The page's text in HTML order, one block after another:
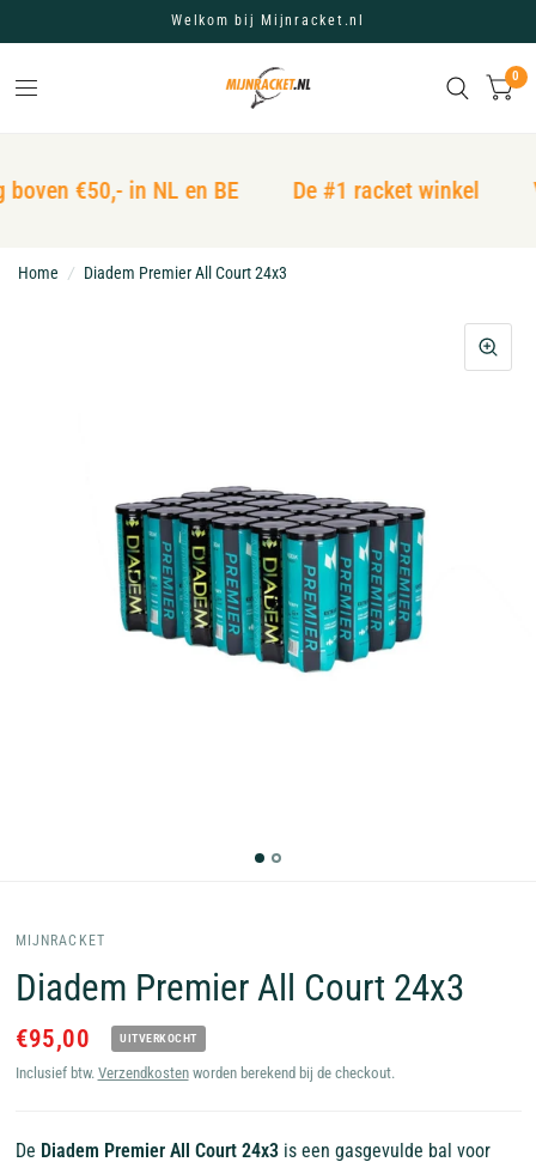
Welkom bij Mijnracket.nl
0
€50,- in NL en BE De #1 racket winkel
Home / Diadem Premier All Court 24x3
MIJNRACKET
Diadem Premier All Court 24x3
€95,00 UITVERKOCHT
Inclusief btw. Verzendkostenworden berekend bij de checkout.
De Diadem Premier All Court 24x3is een gasgevulde bal voor